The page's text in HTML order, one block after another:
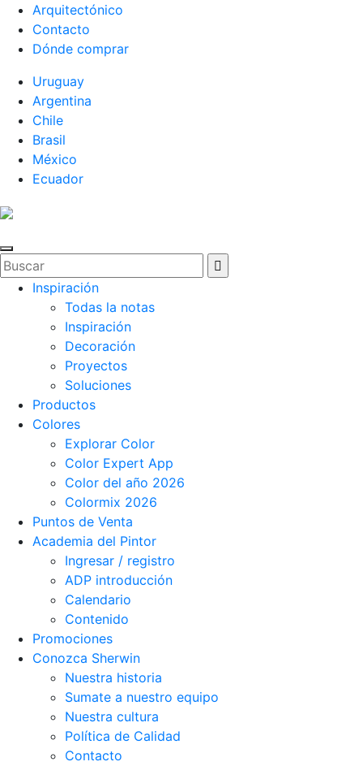
Arquitectónico
Contacto
Dónde comprar
Uruguay
Argentina
Chile
Brasil
México
Ecuador
Inspiración
Todas la notas
Inspiración
Decoración
Proyectos
Soluciones
Productos
Colores
Explorar Color
Color Expert App
Color del año 2026
Colormix 2026
Puntos de Venta
Academia del Pintor
Ingresar / registro
ADP introducción
Calendario
Contenido
Promociones
Conozca Sherwin
Nuestra historia
Sumate a nuestro equipo
Nuestra cultura
Política de Calidad
Contacto